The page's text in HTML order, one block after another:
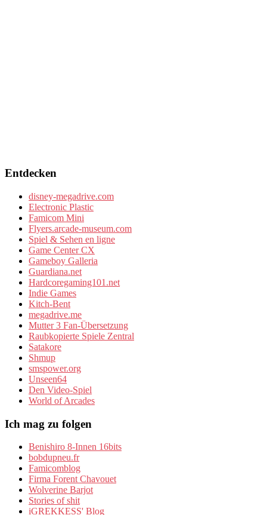
Entdecken
disney-megadrive.com
Electronic Plastic
Famicom Mini
Flyers.arcade-museum.com
Spiel & Sehen en ligne
Game Center CX
Gameboy Galleria
Guardiana.net
Hardcoregaming101.net
Indie Games
Kitch-Bent
megadrive.me
Mutter 3 Fan-Übersetzung
Raubkopierte Spiele Zentral
Satakore
Shmup
smspower.org
Unseen64
Den Video-Spiel
World of Arcades
Ich mag zu folgen
Benishiro 8-Innen 16bits
bobdupneu.fr
Famicomblog
Firma Forent Chavouet
Wolverine Barjot
Stories of shit
iGREKKESS' Blog